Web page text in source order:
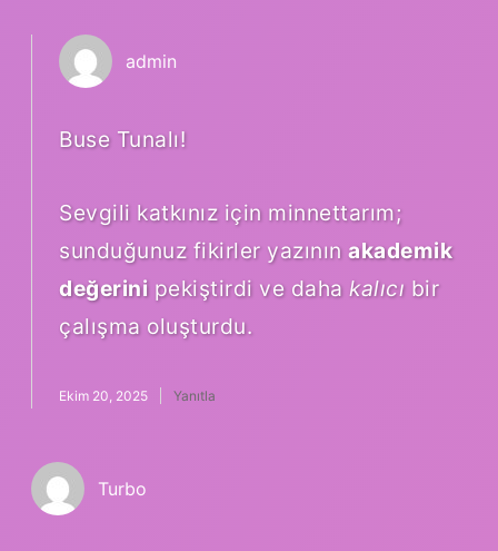
admin
Buse Tunalı!
Sevgili katkınız için minnettarım;
sunduğunuz fikirler yazının akademik
değerinipekiştirdi ve daha kalıcı bir
çalışma oluşturdu.
Ekim 20, 2025 Yanıtla
Turbo